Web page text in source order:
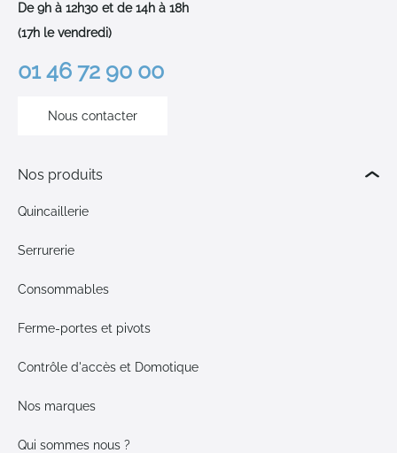
De 9h à 12h30 et de 14h à 18h
(17h le vendredi)
01 46 72 90 00
Nous contacter
Nos produits
Quincaillerie
Serrurerie
Consommables
Ferme-portes et pivots
Contrôle d'accès et Domotique
Nos marques
Qui sommes nous ?